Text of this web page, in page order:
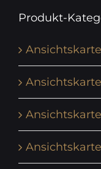
Produkt-